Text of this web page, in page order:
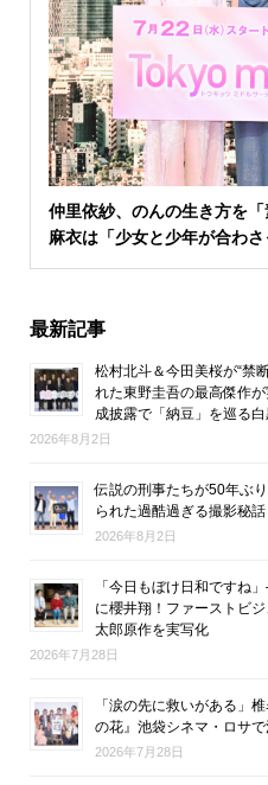
仲里依紗、のんの生き方を「
麻衣は「少女と少年が合わ
最新記事
松村北斗＆今田美桜が“禁
れた東野圭吾の最高傑作
成披露で「納豆」を巡る白
2026年8月2日
伝説の刑事たちが50年ぶ
られた過酷過ぎる撮影秘
2026年8月2日
「今日もぼけ日和ですね
に櫻井翔！ファーストビ
太郎原作を実写化
2026年7月28日
「涙の先に救いがある」
の花』池袋シネマ・ロサ
2026年7月28日